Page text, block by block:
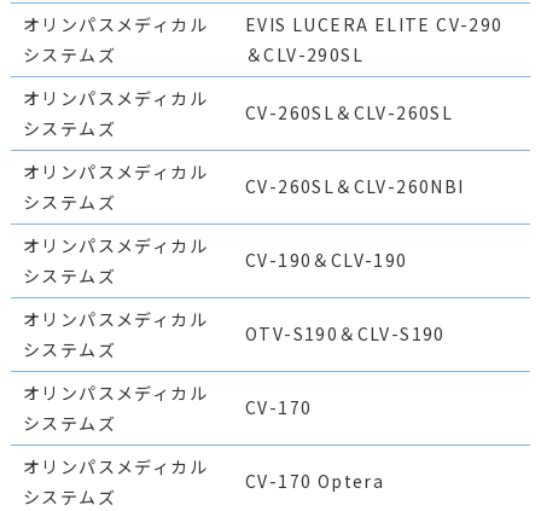
オリンパスメディカル
システムズ
EVIS LUCERA ELITE CV-290
＆CLV-290SL
オリンパスメディカル
システムズ
CV-260SL＆CLV-260SL
オリンパスメディカル
システムズ
CV-260SL＆CLV-260NBI
オリンパスメディカル
システムズ
CV-190＆CLV-190
オリンパスメディカル
システムズ
OTV-S190＆CLV-S190
オリンパスメディカル
システムズ
CV-170
オリンパスメディカル
システムズ
CV-170 Optera